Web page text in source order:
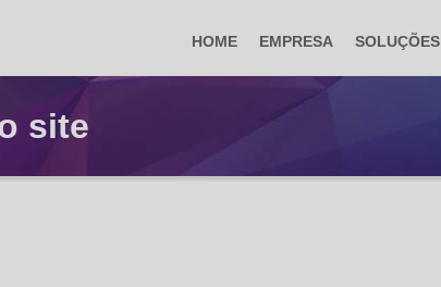
HOME EMPRESA SOLUÇÕES
site